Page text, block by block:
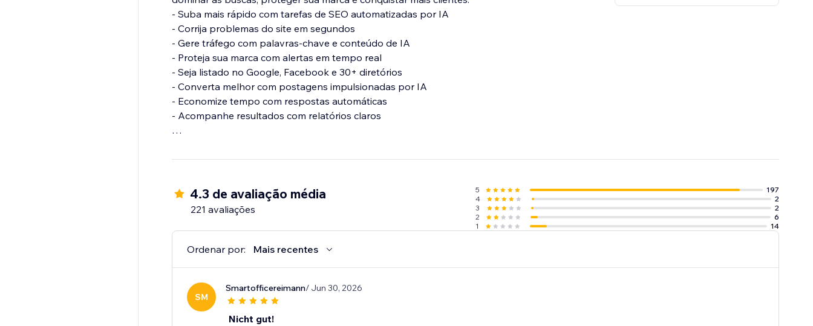
- Suba mais rápido com tarefas de SEO automatizadas por IA
- Corrija problemas do site em segundos
- Gere tráfego com palavras-chave e conteúdo de IA
- Proteja sua marca com alertas em tempo real
- Seja listado no Google, Facebook e 30+ diretórios
- Converta melhor com postagens impulsionadas por IA
- Economize tempo com respostas automáticas
- Acompanhe resultados com relatórios claros
que confiam no rankingCoach para crescer.
4.3 de avaliação média
221 avaliações
5
197
4
2
3
2
2
6
1
14
Ordenar por: Mais recentes
SM
Smartofficereimann/ Jun 30, 2026
Nicht gut!